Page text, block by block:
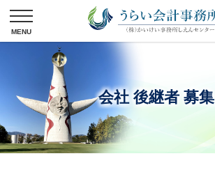
会社 後継者 募集